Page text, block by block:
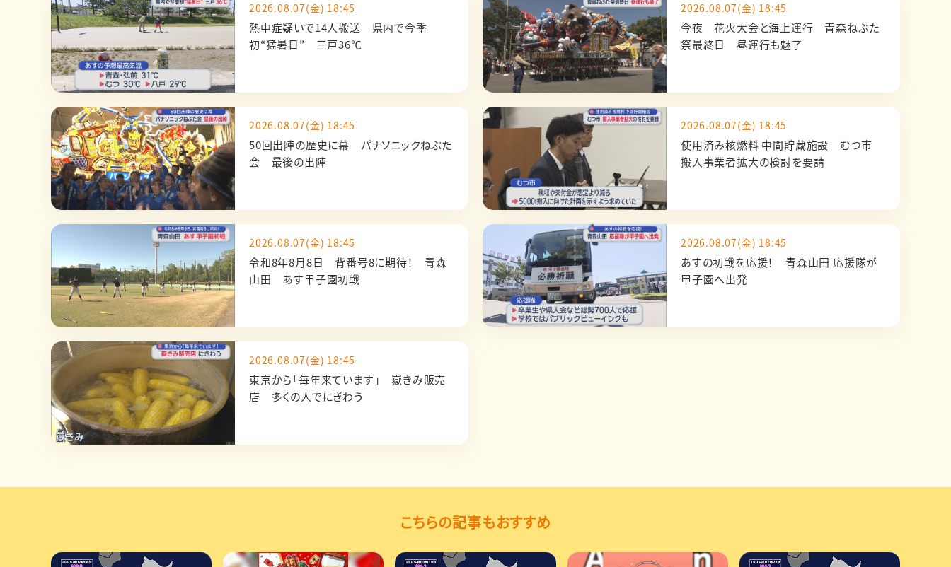
2026.08.07(金) 18:45
熱中症疑いで14人搬送 県内で今季
初“猛暑日” 三戸36℃
2026.08.07(金) 18:45
今夜 花火大会と海上運行 青森ねぶた
祭最終日 昼運行も魅了
2026.08.07(金) 18:45
50回出陣の歴史に幕 パナソニックねぶた
会 最後の出陣
2026.08.07(金) 18:45
使用済み核燃料 中間貯蔵施設 むつ市
搬入事業者拡大の検討を要請
2026.08.07(金) 18:45
令和8年8月8日 背番号8に期待！ 青森
山田 あす甲子園初戦
2026.08.07(金) 18:45
あすの初戦を応援！ 青森山田 応援隊が
甲子園へ出発
2026.08.07(金) 18:45
東京から「毎年来ています」 嶽きみ販売
店 多くの人でにぎわう
こちらの記事もおすすめ